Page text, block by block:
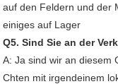
auf den Feldern und der
einiges auf Lager
Q5. Sind Sie an der
A: Ja sind wir an diesem
Chten mit irgendeinem